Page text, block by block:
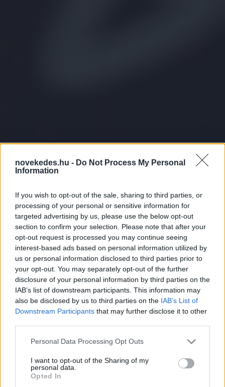
novekedes.hu - Do Not Process My Personal
Information
If you wish to opt-out of the sale, sharing to third parties, or
processing of your personal or sensitive information for
targeted advertising by us, please use the below opt-out
section to confirm your selection. Please note that after your
opt-out request is processed you may continue seeing
interest-based ads based on personal information utilized by
us or personal information disclosed to third parties prior to
your opt-out. You may separately opt-out of the further
disclosure of your personal information by third parties on the
IAB’s list of downstream participants. This information may
also be disclosed by us to third parties on the IAB’s List of
Downstream Participants that may further disclose it to other
Please note that this website/app uses one or more Google
not limited to your visit or usage behaviour. You may click to
grant or deny consent to Google and its third-party tags to
use your data for below specified purposes in below Google
Personal Data Processing Opt Outs
I want to opt-out of the Sharing of my
personal data.
Opted In
BL-döntő Budapesten:
milliárdos reklámérték és
nemzetközi
reflektorfény hazánknak
HÍREK 2026. MÁJ. 31. NÖVEKEDÉS.HU
A Paris Saint-Germain és az Arsenal
játékosai voltak a szombat este főszereplői,